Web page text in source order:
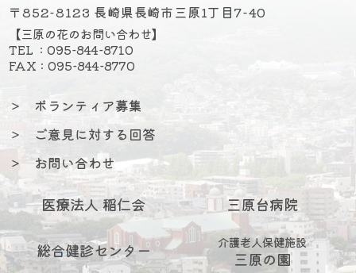
〒852-8123 長崎県長崎市三原1丁目7-40
【三原の花のお問い合わせ】
TEL : 095-844-8710
FAX : 095-844-8770
＞
ボランティア募集
＞
ご意見に対する回答
＞
お問い合わせ
医療法人 稲仁会 三原台病院
総合健診センター 介護老人保健施設
三原の園